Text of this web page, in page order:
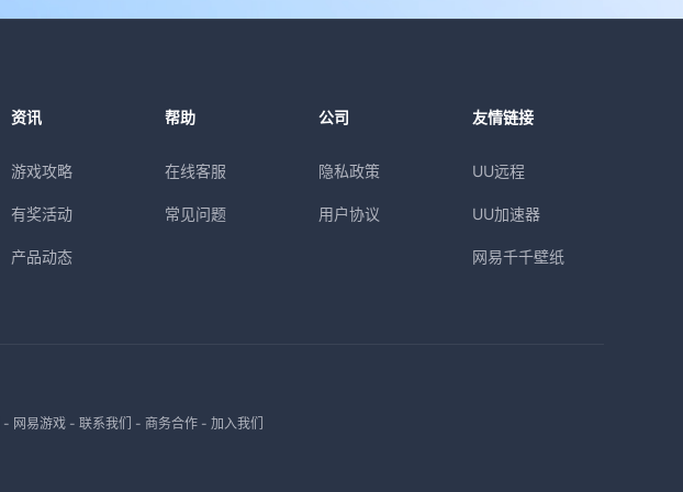
资讯
游戏攻略
有奖活动
产品动态
帮助
在线客服
常见问题
公司
隐私政策
用户协议
友情链接
UU远程
UU加速器
网易千千壁纸
- 网易游戏- 联系我们 - 商务合作- 加入我们